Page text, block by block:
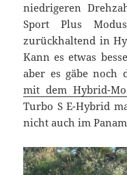
niedrigeren
Sport Plus
zurückhaltend in
Kann es etwas
aber es gäbe noch
mit dem Hybrid-
Turbo S E-Hybrid
nicht auch im